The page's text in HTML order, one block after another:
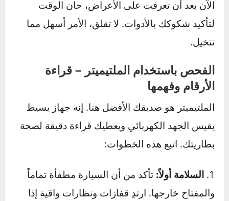
التآكل يسبب مقاومة كهربائية ويمنع تدفق التيار
بشكل فعال، مما يضعف أداء الشحن والتشغيل.
رائحة كريهة (كبريت أو بيض فاسد):
هذه الرائحة قادمة من تحت غطاء المحرك، فابتعد
بحذر. هذا يعني غالباً وجود تسريب لحمض الكبريتيك
من البطارية بسبب تلف داخلي أو شحن زائد.
كيف تفحص بطاريتك كالمحترفين
الآن بعد أن تعرفت على الأعراض، حان الوقت
لتأكيد شكوكك بالأدوات. لا تقلق، الأمر أسهل مما